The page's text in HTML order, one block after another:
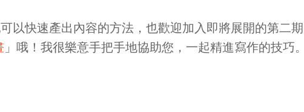
以快速產出內容的方法，也歡迎加入即將展開的第二期
」哦！我很樂意手把手地協助您，一起精進寫作的技巧。